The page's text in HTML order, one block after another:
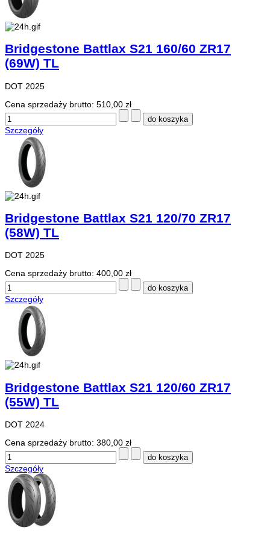
Bridgestone Battlax S21 160/60 ZR17
(69W) TL
DOT 2025
Cena sprzedaży brutto: 510,00 zł
Szczegóły
Bridgestone Battlax S21 120/70 ZR17
(58W) TL
DOT 2025
Cena sprzedaży brutto: 400,00 zł
Szczegóły
Bridgestone Battlax S21 120/60 ZR17
(55W) TL
DOT 2024
Cena sprzedaży brutto: 380,00 zł
Szczegóły